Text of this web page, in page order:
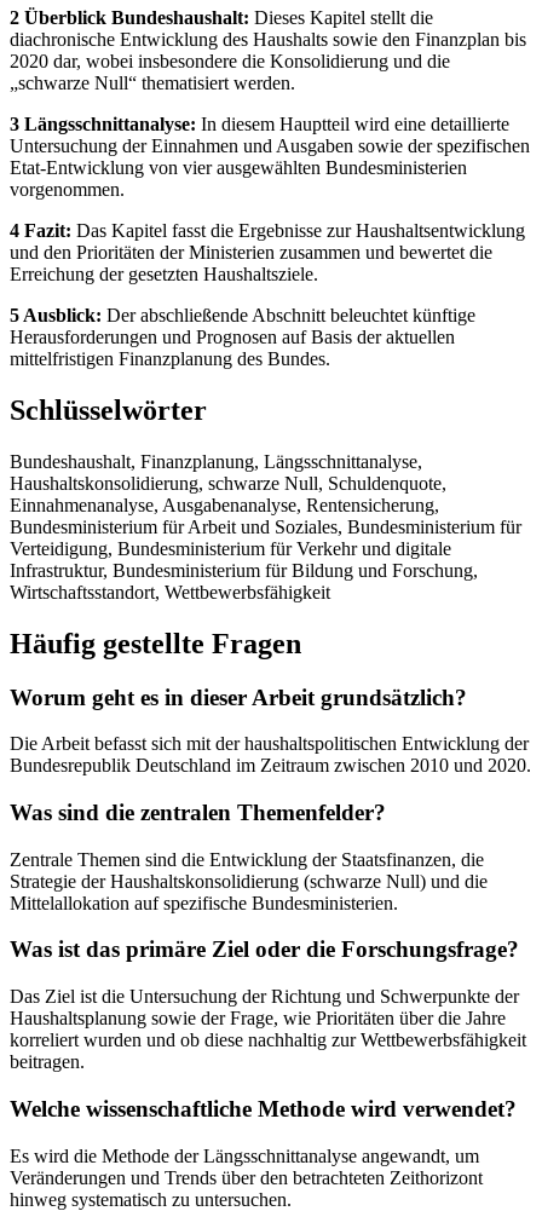
2 Überblick Bundeshaushalt: Dieses Kapitel stellt die
diachronische Entwicklung des Haushalts sowie den Finanzplan bis
2020 dar, wobei insbesondere die Konsolidierung und die
„schwarze Null“ thematisiert werden.
3 Längsschnittanalyse: In diesem Hauptteil wird eine detaillierte
Untersuchung der Einnahmen und Ausgaben sowie der spezifischen
Etat-Entwicklung von vier ausgewählten Bundesministerien
vorgenommen.
4 Fazit: Das Kapitel fasst die Ergebnisse zur Haushaltsentwicklung
und den Prioritäten der Ministerien zusammen und bewertet die
Erreichung der gesetzten Haushaltsziele.
5 Ausblick: Der abschließende Abschnitt beleuchtet künftige
Herausforderungen und Prognosen auf Basis der aktuellen
mittelfristigen Finanzplanung des Bundes.
Schlüsselwörter
Bundeshaushalt, Finanzplanung, Längsschnittanalyse,
Haushaltskonsolidierung, schwarze Null, Schuldenquote,
Einnahmenanalyse, Ausgabenanalyse, Rentensicherung,
Bundesministerium für Arbeit und Soziales, Bundesministerium für
Verteidigung, Bundesministerium für Verkehr und digitale
Infrastruktur, Bundesministerium für Bildung und Forschung,
Wirtschaftsstandort, Wettbewerbsfähigkeit
Häufig gestellte Fragen
Worum geht es in dieser Arbeit grundsätzlich?
Die Arbeit befasst sich mit der haushaltspolitischen Entwicklung der
Bundesrepublik Deutschland im Zeitraum zwischen 2010 und 2020.
Was sind die zentralen Themenfelder?
Zentrale Themen sind die Entwicklung der Staatsfinanzen, die
Strategie der Haushaltskonsolidierung (schwarze Null) und die
Mittelallokation auf spezifische Bundesministerien.
Was ist das primäre Ziel oder die Forschungsfrage?
Das Ziel ist die Untersuchung der Richtung und Schwerpunkte der
Haushaltsplanung sowie der Frage, wie Prioritäten über die Jahre
korreliert wurden und ob diese nachhaltig zur Wettbewerbsfähigkeit
beitragen.
Welche wissenschaftliche Methode wird verwendet?
Es wird die Methode der Längsschnittanalyse angewandt, um
Veränderungen und Trends über den betrachteten Zeithorizont
hinweg systematisch zu untersuchen.